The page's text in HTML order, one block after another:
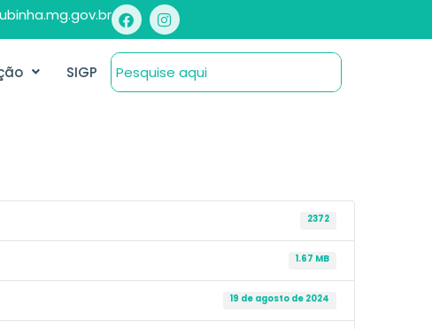
SIGP
2372
1.67 MB
19 de agosto de 2024